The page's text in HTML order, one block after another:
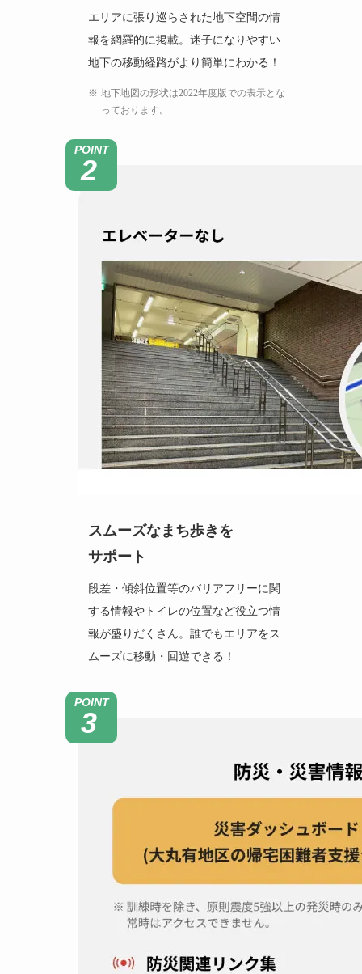
エリアに張り巡らされた地下空間の情
報を網羅的に掲載。迷子になりやすい
地下の移動経路がより簡単にわかる！
地下地図の形状は2022年度版での表示とな
っております。
POINT
2
スムーズなまち歩きを
サポート
段差・傾斜位置等のバリアフリーに関
する情報やトイレの位置など役立つ情
報が盛りだくさん。誰でもエリアをス
ムーズに移動・回遊できる！
POINT
3